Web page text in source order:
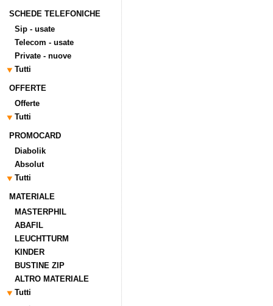
SCHEDE TELEFONICHE
Sip - usate
Telecom - usate
Private - nuove
Tutti
OFFERTE
Offerte
Tutti
PROMOCARD
Diabolik
Absolut
Tutti
MATERIALE
MASTERPHIL
ABAFIL
LEUCHTTURM
KINDER
BUSTINE ZIP
ALTRO MATERIALE
Tutti